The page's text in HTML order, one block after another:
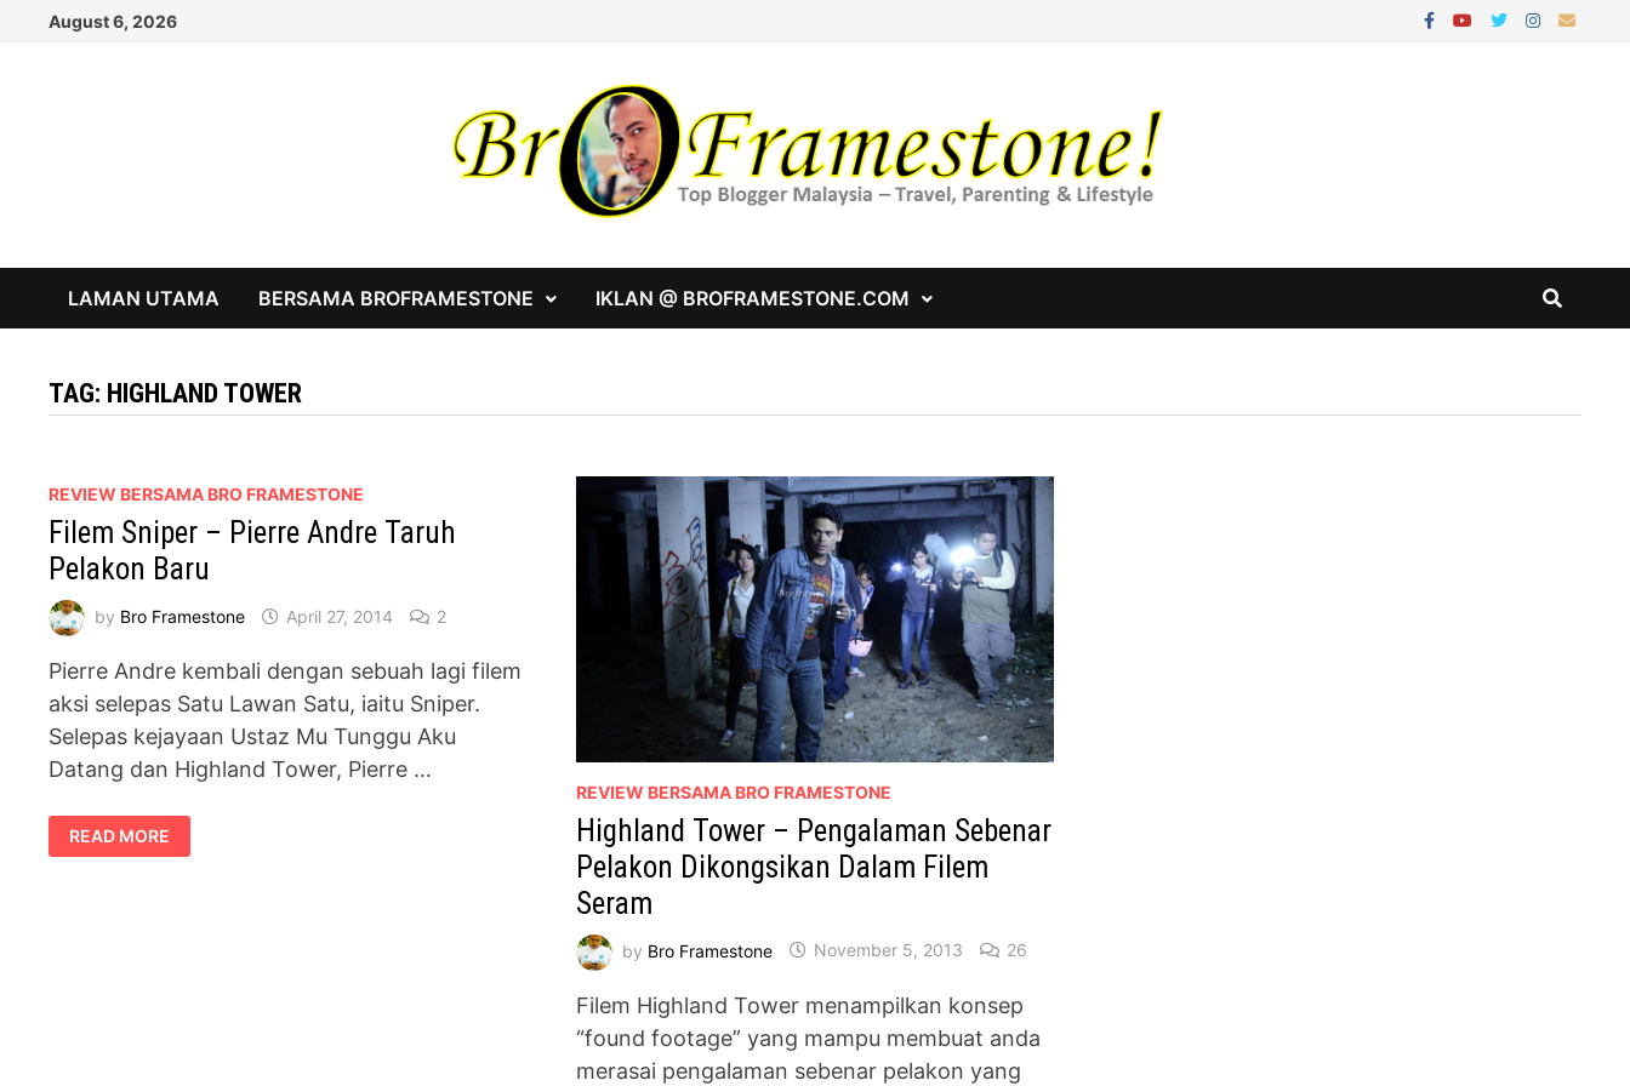
August 6, 2026
LAMAN UTAMA BERSAMA BROFRAMESTONE IKLAN @ BROFRAMESTONE.COM
TAG: HIGHLAND TOWER
REVIEW BERSAMA BRO FRAMESTONE
Filem Sniper – Pierre Andre Taruh
Pelakon Baru
by Bro Framestone April 27, 2014 2
Pierre Andre kembali dengan sebuah lagi filem
aksi selepas Satu Lawan Satu, iaitu Sniper.
Selepas kejayaan Ustaz Mu Tunggu Aku
Datang dan Highland Tower, Pierre …
FILEM
SNIPER
–
READ MORE
REVIEW BERSAMA BRO FRAMESTONE
Highland Tower – Pengalaman Sebenar
Pelakon Dikongsikan Dalam Filem
Seram
by Bro Framestone November 5, 2013 26
Filem Highland Tower menampilkan konsep
“found footage” yang mampu membuat anda
merasai pengalaman sebenar pelakon yang